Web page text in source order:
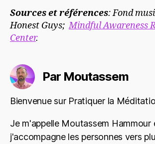
Sources et références: Fond
Honest Guys;Mindful Awareness
Center.
Par Moutassem
Bienvenue sur Pratiquer la
Je m'appelle Moutassem Hammour
j'accompagne les personnes vers